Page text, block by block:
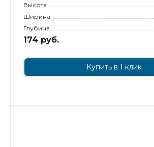
Высота
Ширина
Глубина
174 руб.
Купить в 1 клик